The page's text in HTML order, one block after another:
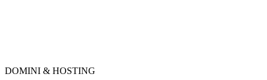
DOMINI & HOSTING